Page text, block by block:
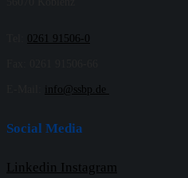
0261 91506-0
info@ssbp.de
Social Media
Linkedin Instagram